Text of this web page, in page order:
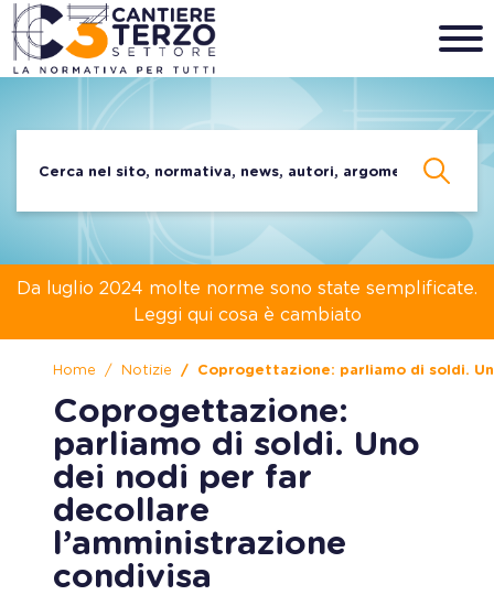
Da luglio 2024 molte norme sono state semplificate.
Leggi qui cosa è cambiato
Home Notizie Coprogettazione: parliamo di soldi.
Coprogettazione:
parliamo di soldi. Uno
dei nodi per far
decollare
l’amministrazione
condivisa